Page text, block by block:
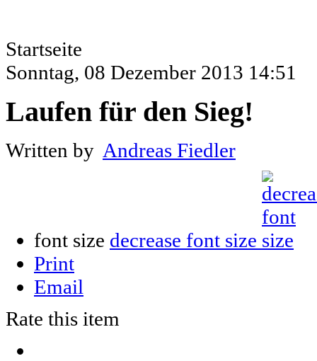
Startseite
Sonntag, 08 Dezember 2013 14:51
Laufen für den Sieg!
Written by Andreas Fiedler
font size decrease font size
Print
Email
Rate this item